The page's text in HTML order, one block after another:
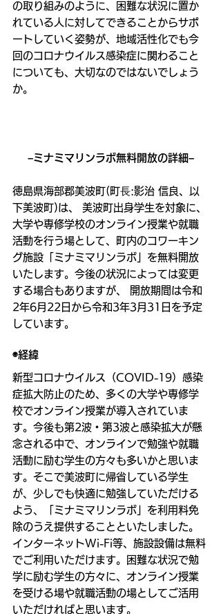
の取り組みのように、困難な状況に置か
れている人に対してできることからサポ
ートしていく姿勢が、地域活性化でも今
回のコロナウイルス感染症に関わること
についても、大切なのではないでしょう
か。
–ミナミマリンラボ無料開放の詳細–
徳島県海部郡美波町(町⻑:影治 信良、以
下美波町)は、 美波町出身学生を対象に、
大学や専修学校のオンライン授業や就職
活動を行う場として、町内のコワーキン
グ施設「ミナミマリンラボ」を無料開放
いたします。今後の状況によっては変更
する場合もありますが、 開放期間は令和
2年6月22日から令和3年3月31日を予定
しています。
◉経緯
新型コロナウイルス（COVID-19）感染
症拡大防止のため、多くの大学や専修学
校でオンライン授業が導入されていま
す。今後も第2波・第3波と感染拡大が懸
念される中で、オンラインで勉強や就職
活動に励む学生の方々も多いかと思いま
す。そこで美波町に帰省している学生
が、少しでも快適に勉強していただける
よう、「ミナミマリンラボ」を利用料免
除のうえ提供することといたしました。
インターネットWi-Fi等、施設設備は無料
でご利用いただけます。困難な状況で勉
学に励む学生の方々に、オンライン授業
を受ける場や就職活動の場としてご活用
いただければと思います。